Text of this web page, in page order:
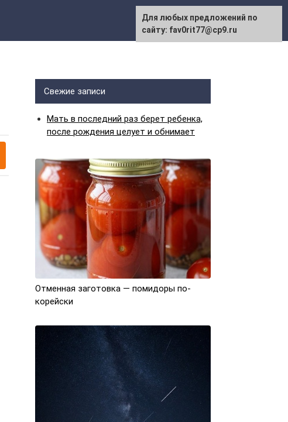
Свежие записи
Мать в последний раз берет ребенка,
после рождения целует и обнимает
Отменная заготовка — помидоры по-
корейски
Для любых предложений по
сайту: fav0rit77@cp9.ru